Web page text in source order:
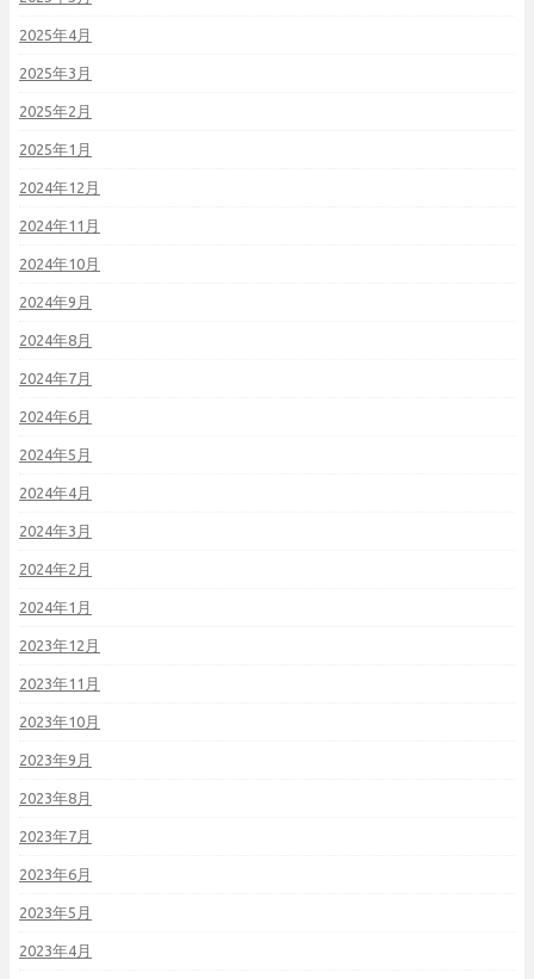
2025年4月
2025年3月
2025年2月
2025年1月
2024年12月
2024年11月
2024年10月
2024年9月
2024年8月
2024年7月
2024年6月
2024年5月
2024年4月
2024年3月
2024年2月
2024年1月
2023年12月
2023年11月
2023年10月
2023年9月
2023年8月
2023年7月
2023年6月
2023年5月
2023年4月